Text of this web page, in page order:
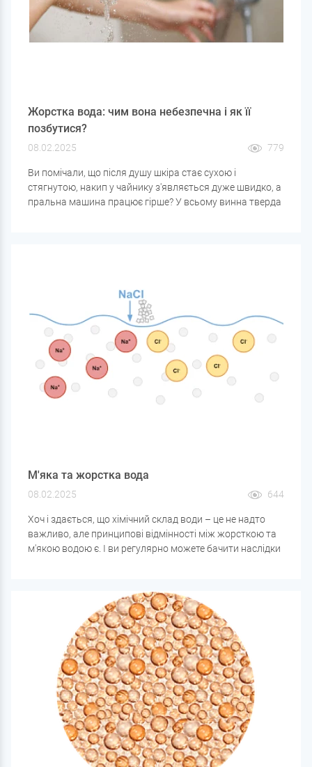
Жорстка вода: чим вона небезпечна і як її
позбутися?
08.02.2025 779
Ви помічали, що після душу шкіра стає сухою і
стягнутою, накип у чайнику з'являється дуже швидко, а
пральна машина працює гірше? У всьому винна тверда
М'яка та жорстка вода
08.02.2025 644
Хоч і здається, що хімічний склад води – це не надто
важливо, але принципові відмінності між жорсткою та
м'якою водою є. І ви регулярно можете бачити наслідки
труби та котли, але трохи по-іншому. Тимчасова
жорсткість (вміст у воді гідрокарбонатів кальцію та
магнію) забезпечує кислотно-лужну буферність, що
значно знижує швидкість виникнення іржі та
інтенсивність корозії.